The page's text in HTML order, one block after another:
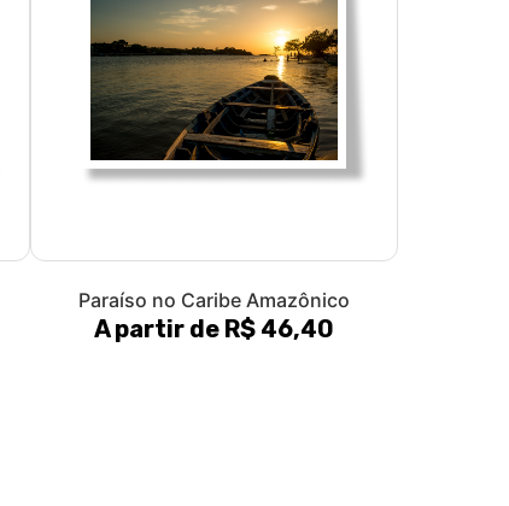
Paraíso no Caribe Amazônico
A partir de R$ 46,40